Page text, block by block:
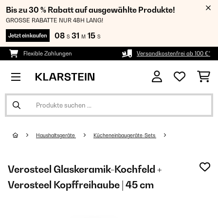
Bis zu 30 % Rabatt auf ausgewählte Produkte!
GROSSE RABATTE NUR 48H LANG!
Jetzt einkaufen 08 S 31 M 15 S
Flexible Zahlungen Versandkostenfrei ab 100 €*
Haushaltsgeräte Kücheneinbaugeräte-Sets
Verosteel Glaskeramik-Kochfeld +
Verosteel Kopffreihaube | 45 cm